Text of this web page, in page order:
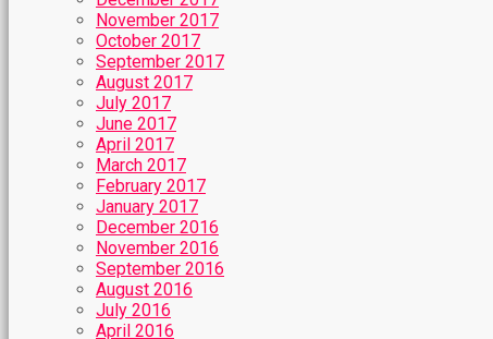
November 2017
October 2017
September 2017
August 2017
July 2017
June 2017
April 2017
March 2017
February 2017
January 2017
December 2016
November 2016
September 2016
August 2016
July 2016
April 2016